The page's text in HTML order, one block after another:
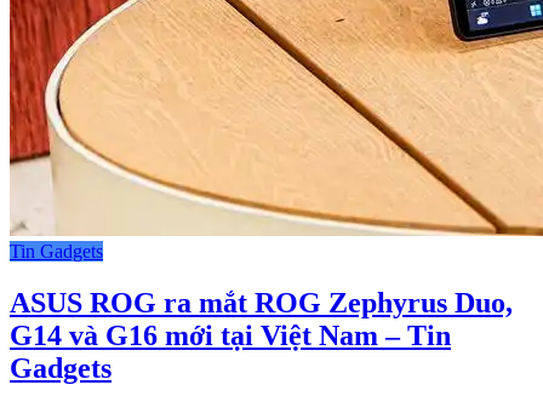
Tin Gadgets
ASUS ROG ra mắt ROG Zephyrus Duo,
G14 và G16 mới tại Việt Nam – Tin
Gadgets